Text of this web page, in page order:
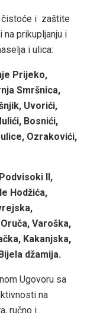
čistoće i zaštite
na prikupljanju i
i ulica:
Prijeko,
Smršnica,
Uvorići,
Bosnići,
Ozrakovići,
II,
Hodžića,
Varoška,
Kakanjska,
džamija.
Ugovoru sa
na
ručno i